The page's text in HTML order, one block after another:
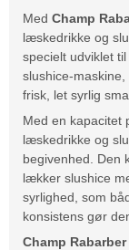
Med Champ
læskedrikke og
specielt udviklet
slushice-
frisk, let syrlig
Med en kapacitet
læskedrikke og
begivenhed. Den
lækker slushice
syrlighed, som
konsistens gør
Champ Rabarber